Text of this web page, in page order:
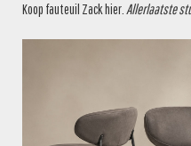
BANKEN
Koop fauteuil Zackhier Allerlaatste